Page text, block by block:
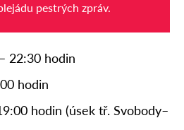
pestrých zpráv.
22:30 hodin
hodin
hodin (úsek tř. Svobody–